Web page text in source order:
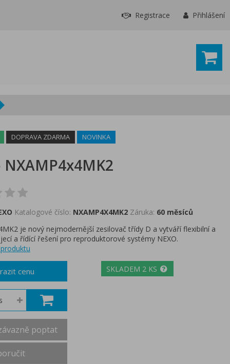
Registrace Přihlášení
DOPRAVA ZDARMA NOVINKA
Katalogové číslo: NXAMP4X4MK2 Záruka: 60 měsíců
je nový nejmodernější zesilovač třídy D a vytváří flexibilní a
a řídící řešení pro reproduktorové systémy NEXO.
cenu
poptat
SKLADEM 2 KS